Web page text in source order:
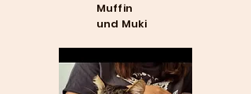
Muffin
und Muki